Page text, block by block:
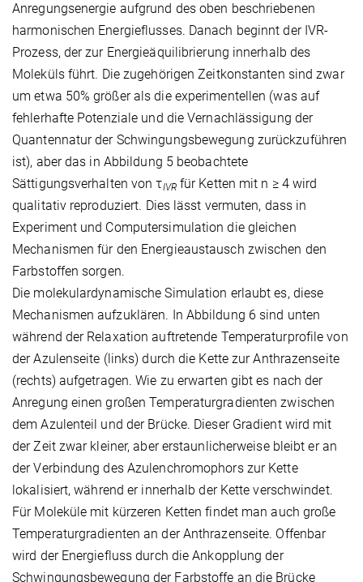
Anregungsenergie aufgrund des oben beschriebenen
harmonischen Energieflusses. Danach beginnt der IVR-
Prozess, der zur Energieäquilibrierung innerhalb des
Moleküls führt. Die zugehörigen Zeitkonstanten sind zwar
um etwa 50% größer als die experimentellen (was auf
fehlerhafte Potenziale und die Vernachlässigung der
Quantennatur der Schwingungsbewegung zurückzuführen
ist), aber das in Abbildung 5 beobachtete
Sättigungsverhalten von τIVRfür Ketten mit n ≥ 4 wird
qualitativ reproduziert. Dies lässt vermuten, dass in
Experiment und Computersimulation die gleichen
Mechanismen für den Energieaustausch zwischen den
Farbstoffen sorgen.
Die molekulardynamische Simulation erlaubt es, diese
Mechanismen aufzuklären. In Abbildung 6 sind unten
während der Relaxation auftretende Temperaturprofile von
der Azulenseite (links) durch die Kette zur Anthrazenseite
(rechts) aufgetragen. Wie zu erwarten gibt es nach der
Anregung einen großen Temperaturgradienten zwischen
dem Azulenteil und der Brücke. Dieser Gradient wird mit
der Zeit zwar kleiner, aber erstaunlicherweise bleibt er an
der Verbindung des Azulenchromophors zur Kette
lokalisiert, während er innerhalb der Kette verschwindet.
Für Moleküle mit kürzeren Ketten findet man auch große
Temperaturgradienten an der Anthrazenseite. Offenbar
wird der Energiefluss durch die Ankopplung der
Schwingungsbewegung der Farbstoffe an die Brücke